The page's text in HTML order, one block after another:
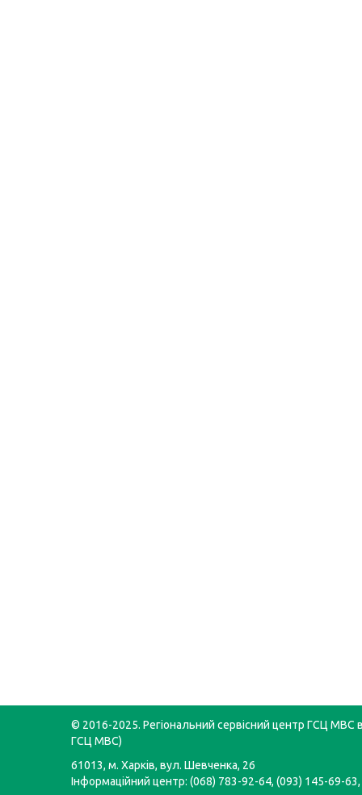
© 2016-2025. Регіональний сервісний центр ГСЦ МВС в
ГСЦ МВС)
61013, м. Харків, вул. Шевченка, 26
Інформаційний центр: (068) 783-92-64, (093) 145-69-